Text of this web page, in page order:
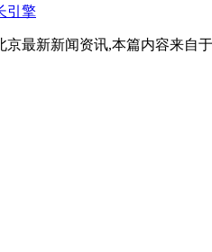
引擎
最新新闻资讯,本篇内容来